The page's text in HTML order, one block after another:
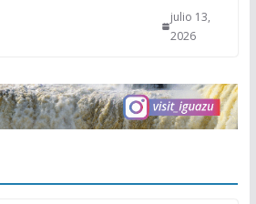
julio 13,
2026